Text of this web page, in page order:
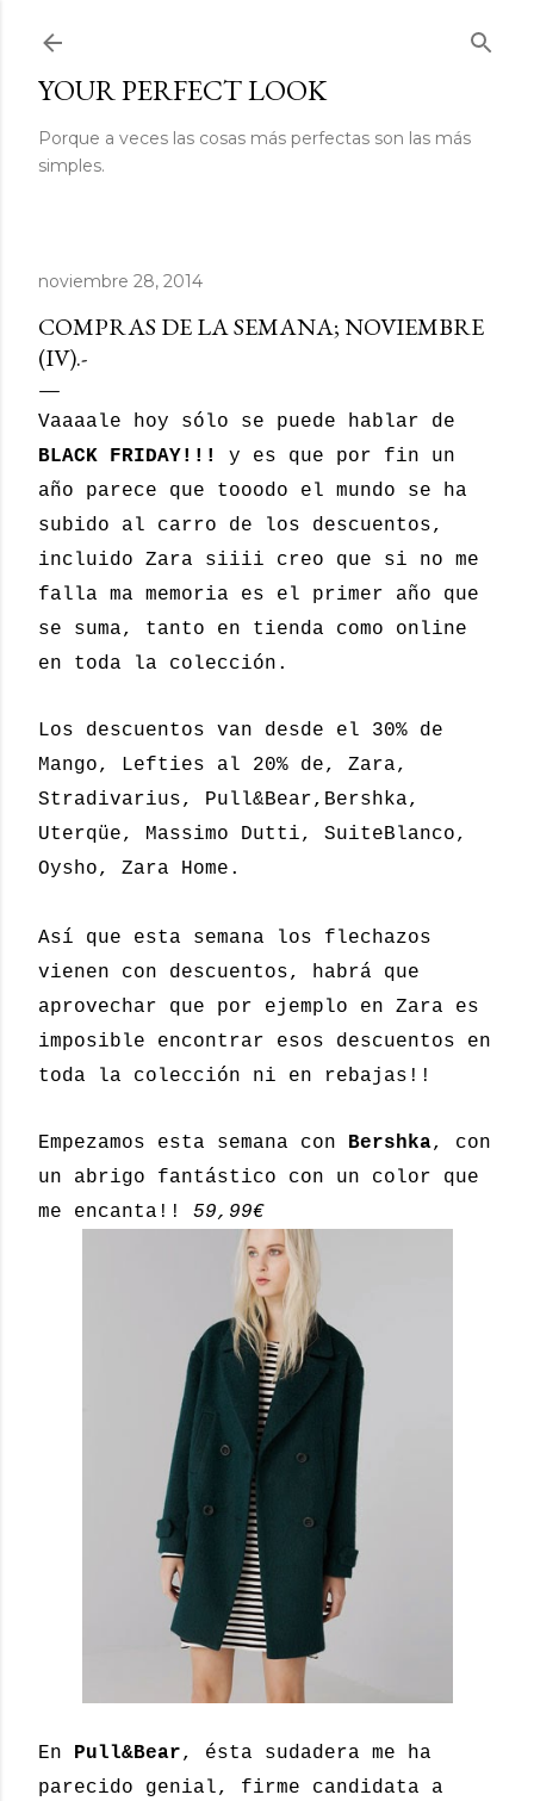
YOUR PERFECT LOOK
Porque a veces las cosas más perfectas son las más
simples.
noviembre 28, 2014
COMPRAS DE LA SEMANA; NOVIEMBRE
(IV).-
Vaaaale hoy sólo se puede hablar de
BLACK FRIDAY!!!
y es que por fin un
año parece que tooodo el mundo se ha
subido al carro de los descuentos,
incluido Zara siiii creo que si no me
falla ma memoria es el primer año que
se suma, tanto en tienda como online
en toda la colección.
Los descuentos van desde el 30% de
Mango, Lefties al 20% de, Zara,
Stradivarius, Pull&Bear,Bershka,
Uterqüe, Massimo Dutti, SuiteBlanco,
Oysho, Zara Home.
Así que esta semana los flechazos
vienen con descuentos, habrá que
aprovechar que por ejemplo en Zara es
imposible encontrar esos descuentos en
toda la colección ni en rebajas!!
Empezamos esta semana con Bershka, con
un abrigo fantástico con un color que
me encanta!! 59,99€
En Pull&Bear, ésta sudadera me ha
parecido genial, firme candidata a